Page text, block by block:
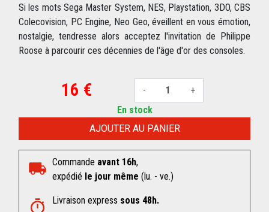
Si les mots Sega Master System, NES, Playstation, 3DO, CBS
Colecovision, PC Engine, Neo Geo, éveillent en vous émotion,
nostalgie, tendresse alors acceptez l'invitation de Philippe
Roose à parcourir ces décennies de l'âge d'or des consoles.
16 € - +
AJOUTER AU PANIER
En stock
Commande avant 16h,
expédié le jour même (lu. - ve.)
Livraison express sous 48h.